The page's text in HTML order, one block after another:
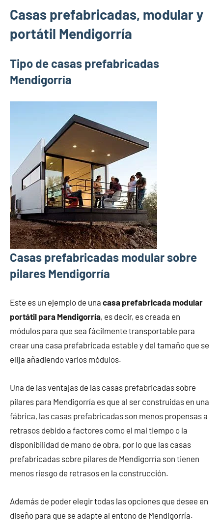
Casas prefabricadas, modular y
portátil Mendigorría
Tipo de casas prefabricadas
Mendigorría
Casas prefabricadas modular sobre
pilares Mendigorría
Este es un ejemplo de una casa prefabricada modular
portátil para Mendigorría, es decir, es creada en
módulos para que sea fácilmente transportable para
crear una casa prefabricada estable y del tamaño que se
elija añadiendo varios módulos.
Una de las ventajas de las casas prefabricadas sobre
pilares para Mendigorría es que al ser construidas en una
fábrica, las casas prefabricadas son menos propensas a
retrasos debido a factores como el mal tiempo o la
disponibilidad de mano de obra, por lo que las casas
prefabricadas sobre pilares de Mendigorría son tienen
menos riesgo de retrasos en la construcción.
Además de poder elegir todas las opciones que desee en
diseño para que se adapte al entono de Mendigorría.